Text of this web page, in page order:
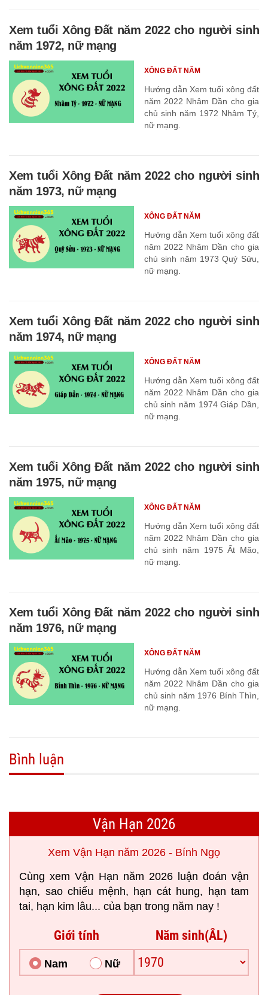
Xem tuổi Xông Đất năm 2022 cho người sinh
năm 1972, nữ mạng
Hướng dẫn Xem tuổi xông đất
năm 2022 Nhâm Dần cho gia
chủ sinh năm 1972 Nhâm Tý,
nữ mạng.
XÔNG ĐẤT NĂM
Xem tuổi Xông Đất năm 2022 cho người sinh
năm 1973, nữ mạng
Hướng dẫn Xem tuổi xông đất
năm 2022 Nhâm Dần cho gia
chủ sinh năm 1973 Quý Sửu,
nữ mạng.
XÔNG ĐẤT NĂM
Xem tuổi Xông Đất năm 2022 cho người sinh
năm 1974, nữ mạng
Hướng dẫn Xem tuổi xông đất
năm 2022 Nhâm Dần cho gia
chủ sinh năm 1974 Giáp Dần,
nữ mạng.
XÔNG ĐẤT NĂM
Xem tuổi Xông Đất năm 2022 cho người sinh
năm 1975, nữ mạng
Hướng dẫn Xem tuổi xông đất
năm 2022 Nhâm Dần cho gia
chủ sinh năm 1975 Ất Mão,
nữ mạng.
XÔNG ĐẤT NĂM
Xem tuổi Xông Đất năm 2022 cho người sinh
năm 1976, nữ mạng
Hướng dẫn Xem tuổi xông đất
năm 2022 Nhâm Dần cho gia
chủ sinh năm 1976 Bính Thìn,
nữ mạng.
XÔNG ĐẤT NĂM
Bình luận
Vận Hạn 2026
Xem Vận Hạn năm 2026 - Bính Ngọ
Cùng xem Vận Hạn năm 2026 luận đoán vận
hạn, sao chiếu mệnh, hạn cát hung, hạn tam
tai, hạn kim lâu... của bạn trong năm nay !
Giới tính
Nam Nữ
Năm sinh(ÂL)